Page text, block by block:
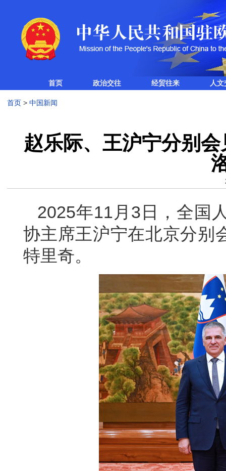
首页 政治交往 经贸往来 人
首页> 中国新闻
赵乐际、王沪宁分别
2025年11月3日，全国
协主席王沪宁在北京分别
特里奇。